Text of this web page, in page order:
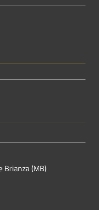
Brianza (MB)